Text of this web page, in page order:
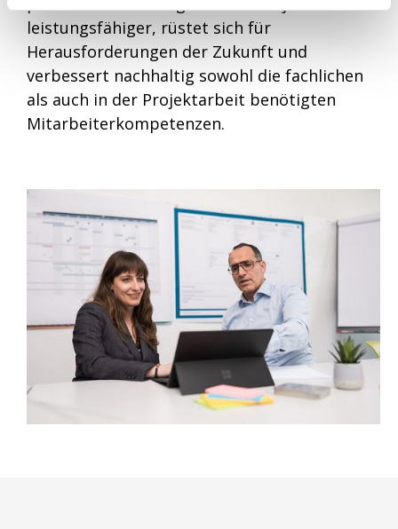
leistungsfähiger, rüstet sich für
Herausforderungen der Zukunft und
verbessert nachhaltig sowohl die fachlichen
als auch in der Projektarbeit benötigten
Mitarbeiterkompetenzen.